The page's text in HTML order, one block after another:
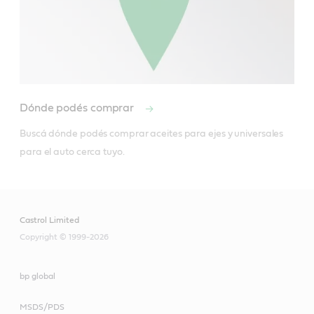
Dónde podés comprar
Buscá dónde podés comprar aceites para ejes y universales
para el auto cerca tuyo.
Castrol Limited
Copyright © 1999-2026
bp global
MSDS/PDS